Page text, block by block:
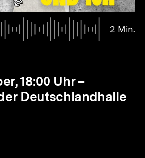
2 Min.
18:00 Uhr –
Deutschlandhalle